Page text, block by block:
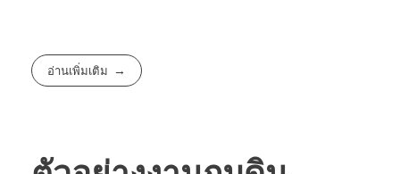
อ่านเพิ่มเติม